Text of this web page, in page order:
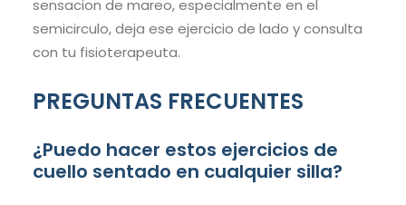
sensacion de mareo, especialmente en el
semicirculo, deja ese ejercicio de lado y consulta
con tu fisioterapeuta.
PREGUNTAS FRECUENTES
¿Puedo hacer estos ejercicios de
cuello sentado en cualquier silla?